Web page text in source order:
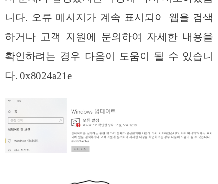
니다. 오류 메시지가 계속 표시되어 웹을 검색
하거나 고객 지원에 문의하여 자세한 내용을
확인하려는 경우 다음이 도움이 될 수 있습니
다. 0x8024a21e